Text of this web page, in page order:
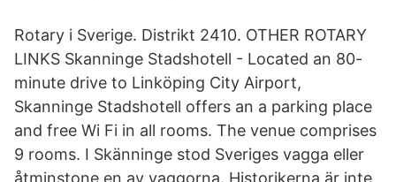
Rotary i Sverige. Distrikt 2410. OTHER ROTARY
LINKS Skanninge Stadshotell - Located an 80-
minute drive to Linköping City Airport,
Skanninge Stadshotell offers an a parking place
and free Wi Fi in all rooms. The venue comprises
9 rooms. I Skänninge stod Sveriges vagga eller
åtminstone en av vaggorna. Historikerna är inte